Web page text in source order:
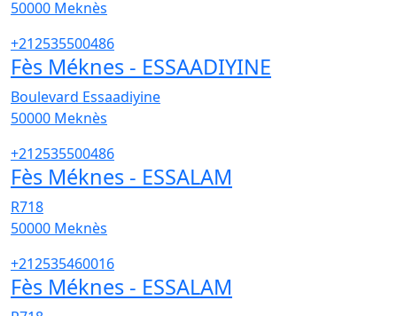
50000 Meknès
+212535500486
Fès Méknes - ESSAADIYINE
Boulevard Essaadiyine
50000 Meknès
+212535500486
Fès Méknes - ESSALAM
R718
50000 Meknès
+212535460016
Fès Méknes - ESSALAM